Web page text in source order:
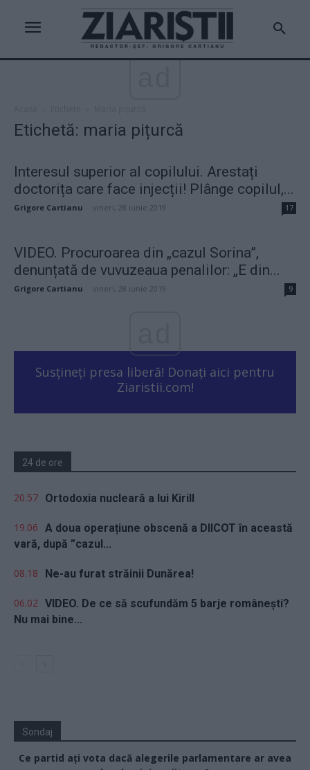
Etichetă: maria pițurcă
Interesul superior al copilului. Arestați
doctorița care face injecții! Plânge copilul,...
Grigore Cartianu vineri, 28 iunie 2019 17
VIDEO. Procuroarea din „cazul Sorina”,
denunțată de vuvuzeaua penalilor: „E din...
Grigore Cartianu vineri, 28 iunie 2019 9
Susțineți presa liberă! Donați aici pentru
Ziaristii.com!
24 de ore
20.57 Ortodoxia nucleară a lui Kirill
19.06 A doua operațiune obscenă a DIICOT în această
vară, după ”cazul...
08.18 Ne-au furat străinii Dunărea!
06.02 VIDEO. De ce să scufundăm 5 barje românești?
Nu mai bine...
Sondaj
Ce partid ați vota dacă alegerile parlamentare ar avea